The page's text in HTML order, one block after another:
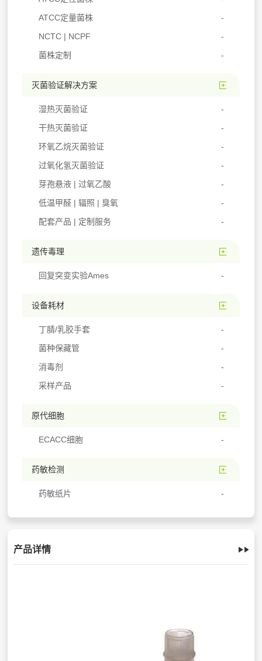
ATCC定量菌株
NCTC | NCPF
菌株定制
灭菌验证解决方案
湿热灭菌验证
干热灭菌验证
环氧乙烷灭菌验证
过氧化氢灭菌验证
芽孢悬液 | 过氧乙酸
低温甲醛 | 辐照 | 臭氧
配套产品 | 定制服务
遗传毒理
回复突变实验Ames
设备耗材
丁腈/乳胶手套
菌种保藏管
消毒剂
采样产品
原代细胞
ECACC细胞
药敏检测
药敏纸片
产品详情